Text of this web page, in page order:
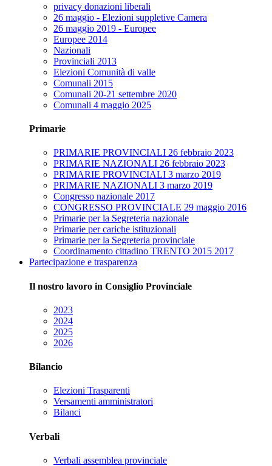
privacy donazioni liberali
26 maggio - Elezioni suppletive Camera
26 maggio 2019 - Europee
Europee 2014
Nazionali
Provinciali 2013
Elezioni Comunità di valle
Comunali 2015
Comunali 20-21 settembre 2020
Comunali 4 maggio 2025
Primarie
PRIMARIE PROVINCIALI 26 febbraio 2023
PRIMARIE NAZIONALI 26 febbraio 2023
PRIMARIE PROVINCIALI 3 marzo 2019
PRIMARIE NAZIONALI 3 marzo 2019
Congresso nazionale 2017
CONGRESSO PROVINCIALE 29 maggio 2016
Primarie per la Segreteria nazionale
Primarie per cariche istituzionali
Primarie per la Segreteria provinciale
Coordinamento cittadino TRENTO 2015 2017
Partecipazione e trasparenza
Il nostro lavoro in Consiglio Provinciale
2023
2024
2025
2026
Bilancio
Elezioni Trasparenti
Versamenti amministratori
Bilanci
Verbali
Verbali assemblea provinciale